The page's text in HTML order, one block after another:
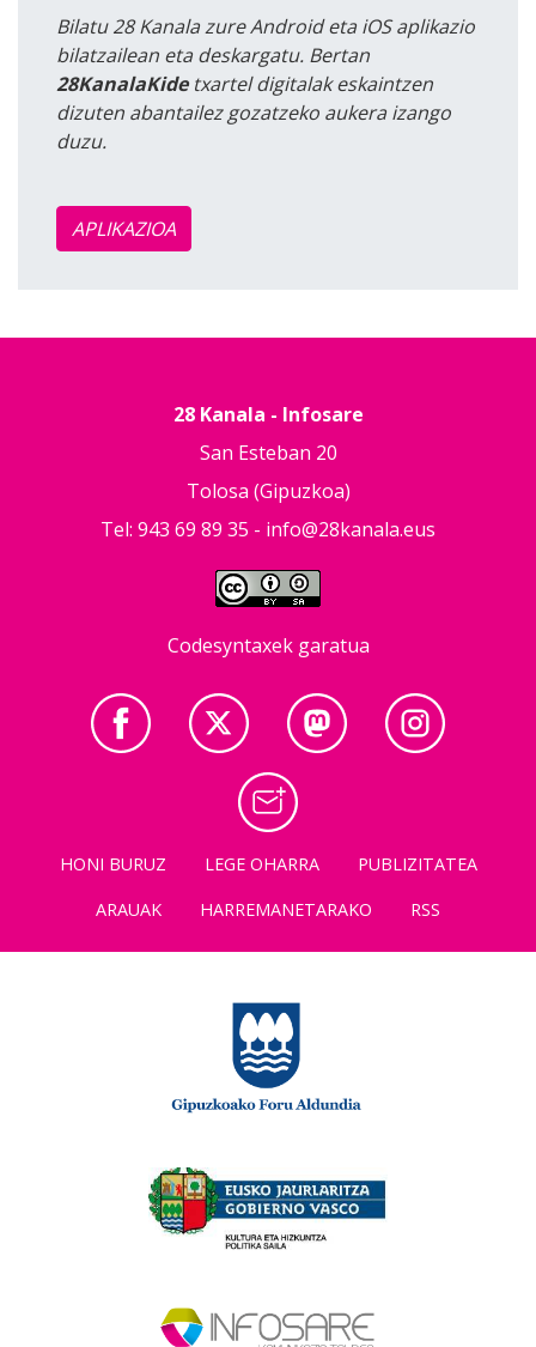
Bilatu 28 Kanala zure Android eta iOS aplikazio
bilatzailean eta deskargatu. Bertan
28KanalaKidetxartel digitalak eskaintzen
dizuten abantailez gozatzeko aukera izango
duzu.
APLIKAZIOA
28 Kanala - Infosare
San Esteban 20
Tolosa (Gipuzkoa)
Tel: 943 69 89 35 - info@28kanala.eus
Codesyntaxek garatua
HONI BURUZ LEGE OHARRA
PUBLIZITATEA
ARAUAK
HARREMANETARAKO RSS